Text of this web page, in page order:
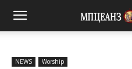
NEWS Worship